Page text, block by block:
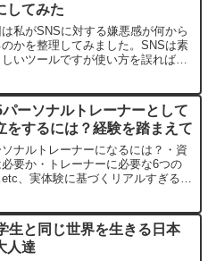
してみた
私がSNSに対する嫌悪感が何から
のかを整理してみました。SNSは素
いツールですが使い方を誤れば、
ーソナルトレーナーとして
をするには？経験を踏まえて
ナルトレーナーになるには？・資
要か・トレーナーに必要な6つの
、実体験に基づくリアルすぎる考
生と同じ世界を生きる日本
人達